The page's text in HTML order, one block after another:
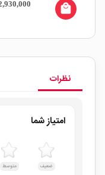
local_mall
نظرات
امتیاز شما
ضعیف متوسط